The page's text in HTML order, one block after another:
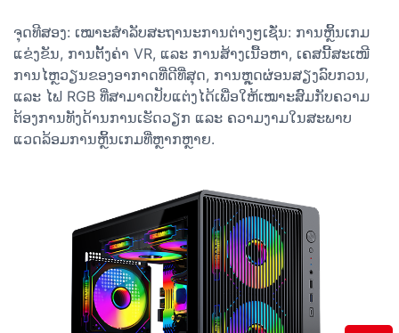
ຈຸດທີສອງ: ເໝາະສຳລັບສະຖານະການຕ່າງໆເຊັ່ນ: ການຫຼິ້ນເກມ
ແຂ່ງຂັນ, ການຕັ້ງຄ່າ VR, ແລະ ການສ້າງເນື້ອຫາ, ເຄສນີ້ສະເໜີ
ການໄຫຼວຽນຂອງອາກາດທີ່ດີທີ່ສຸດ, ການຫຼຸດຜ່ອນສຽງລົບກວນ,
ແລະ ໄຟ RGB ທີ່ສາມາດປັບແຕ່ງໄດ້ເພື່ອໃຫ້ເໝາະສົມກັບຄວາມ
ຕ້ອງການທັງດ້ານການເຮັດວຽກ ແລະ ຄວາມງາມໃນສະພາບ
ແວດລ້ອມການຫຼິ້ນເກມທີ່ຫຼາກຫຼາຍ.